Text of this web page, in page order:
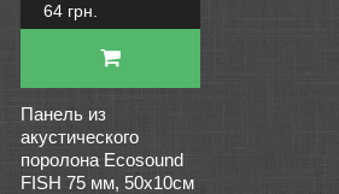
64 грн.
Панель из
акустического
поролона Ecosound
FISH 75 мм, 50х10см